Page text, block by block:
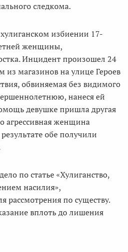
следкома.
избиении 17-
женщины,
Инцидент произошел 24
из магазинов на улице Героев
обвиняемая без видимого
нанеся ей
девушке пришла другая
агрессивная женщина
обе получили
по статье «Хулиганство,
насилия»,
рассмотрения по существу.
вплоть до лишения